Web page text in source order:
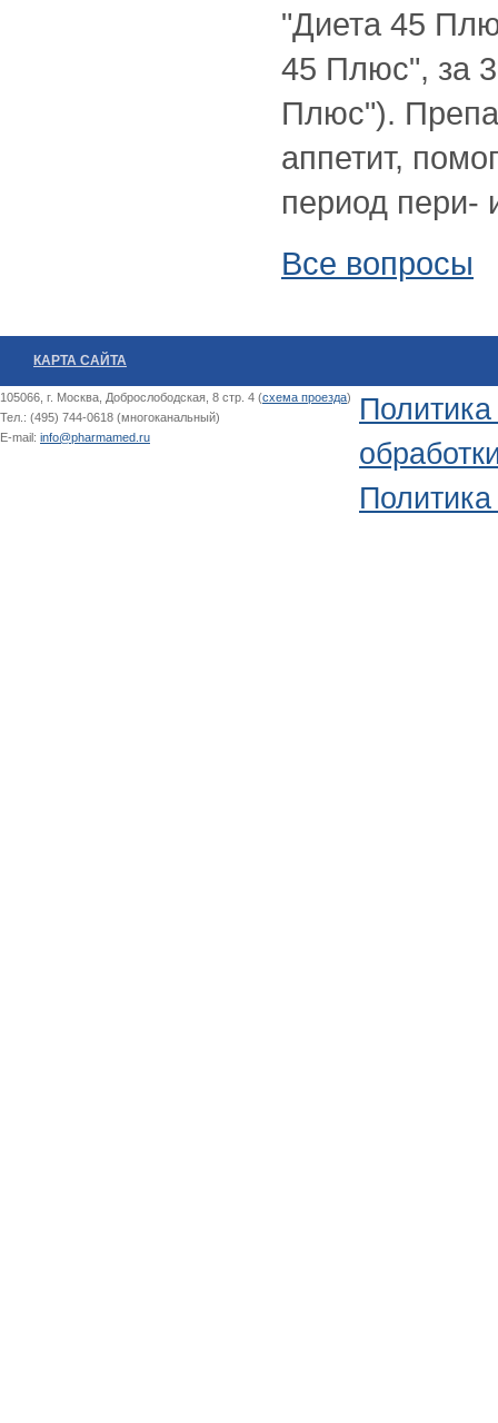
"Диета 45
45 Плюс", за
Плюс").
аппетит,
период пери-
Все вопросы
КАРТА САЙТА
105066, г. Москва, Доброслободская, 8 стр. 4 (схема проезда)
Тел.: (495) 744-0618 (многоканальный)
E-mail: info@pharmamed.ru